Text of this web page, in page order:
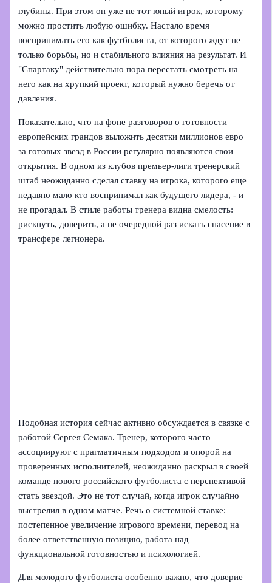
глубины. При этом он уже не тот юный игрок, которому
можно простить любую ошибку. Настало время
воспринимать его как футболиста, от которого ждут не
только борьбы, но и стабильного влияния на результат. И
"Спартаку" действительно пора перестать смотреть на
него как на хрупкий проект, который нужно беречь от
давления.
Показательно, что на фоне разговоров о готовности
европейских грандов выложить десятки миллионов евро
за готовых звезд в России регулярно появляются свои
открытия. В одном из клубов премьер-лиги тренерский
штаб неожиданно сделал ставку на игрока, которого еще
недавно мало кто воспринимал как будущего лидера, - и
не прогадал. В стиле работы тренера видна смелость:
рискнуть, доверить, а не очередной раз искать спасение в
трансфере легионера.
Подобная история сейчас активно обсуждается в связке с
работой Сергея Семака. Тренер, которого часто
ассоциируют с прагматичным подходом и опорой на
проверенных исполнителей, неожиданно раскрыл в своей
команде нового российского футболиста с перспективой
стать звездой. Это не тот случай, когда игрок случайно
выстрелил в одном матче. Речь о системной ставке:
постепенное увеличение игрового времени, перевод на
более ответственную позицию, работа над
функциональной готовностью и психологией.
Для молодого футболиста особенно важно, что доверие